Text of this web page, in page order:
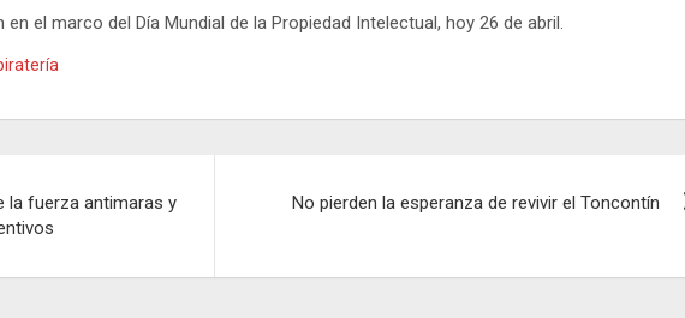
el marco del Día Mundial de la Propiedad Intelectual, hoy 26 de abril.
la fuerza antimaras y
No pierden la esperanza de revivir el Toncontín